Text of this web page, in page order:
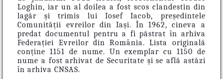
Loghin, iar un al doilea a fost scos clandestin din
lagăr și trimis lui Iosef Iacob, președintele
Comunității evreilor din Iași. În 1962, cineva a
predat documentul pentru a fi păstrat în arhiva
Federației Evreilor din România. Lista originală
conține 1151 de nume. Un exemplar cu 1150 de
nume a fost arhivat de Securitate și se află astăzi
în arhiva CNSAS.